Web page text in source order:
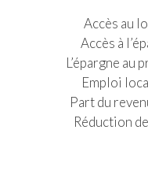
Accès au
Accès à
L’épargne au
Emploi
Part du
Réduction